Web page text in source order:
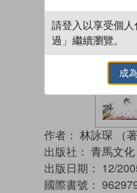
作者： 林詠琛 （著
出版社： 青馬文化
出版日期： 12/
國際書號：
請登入以享受個
過」繼續瀏覽。
成